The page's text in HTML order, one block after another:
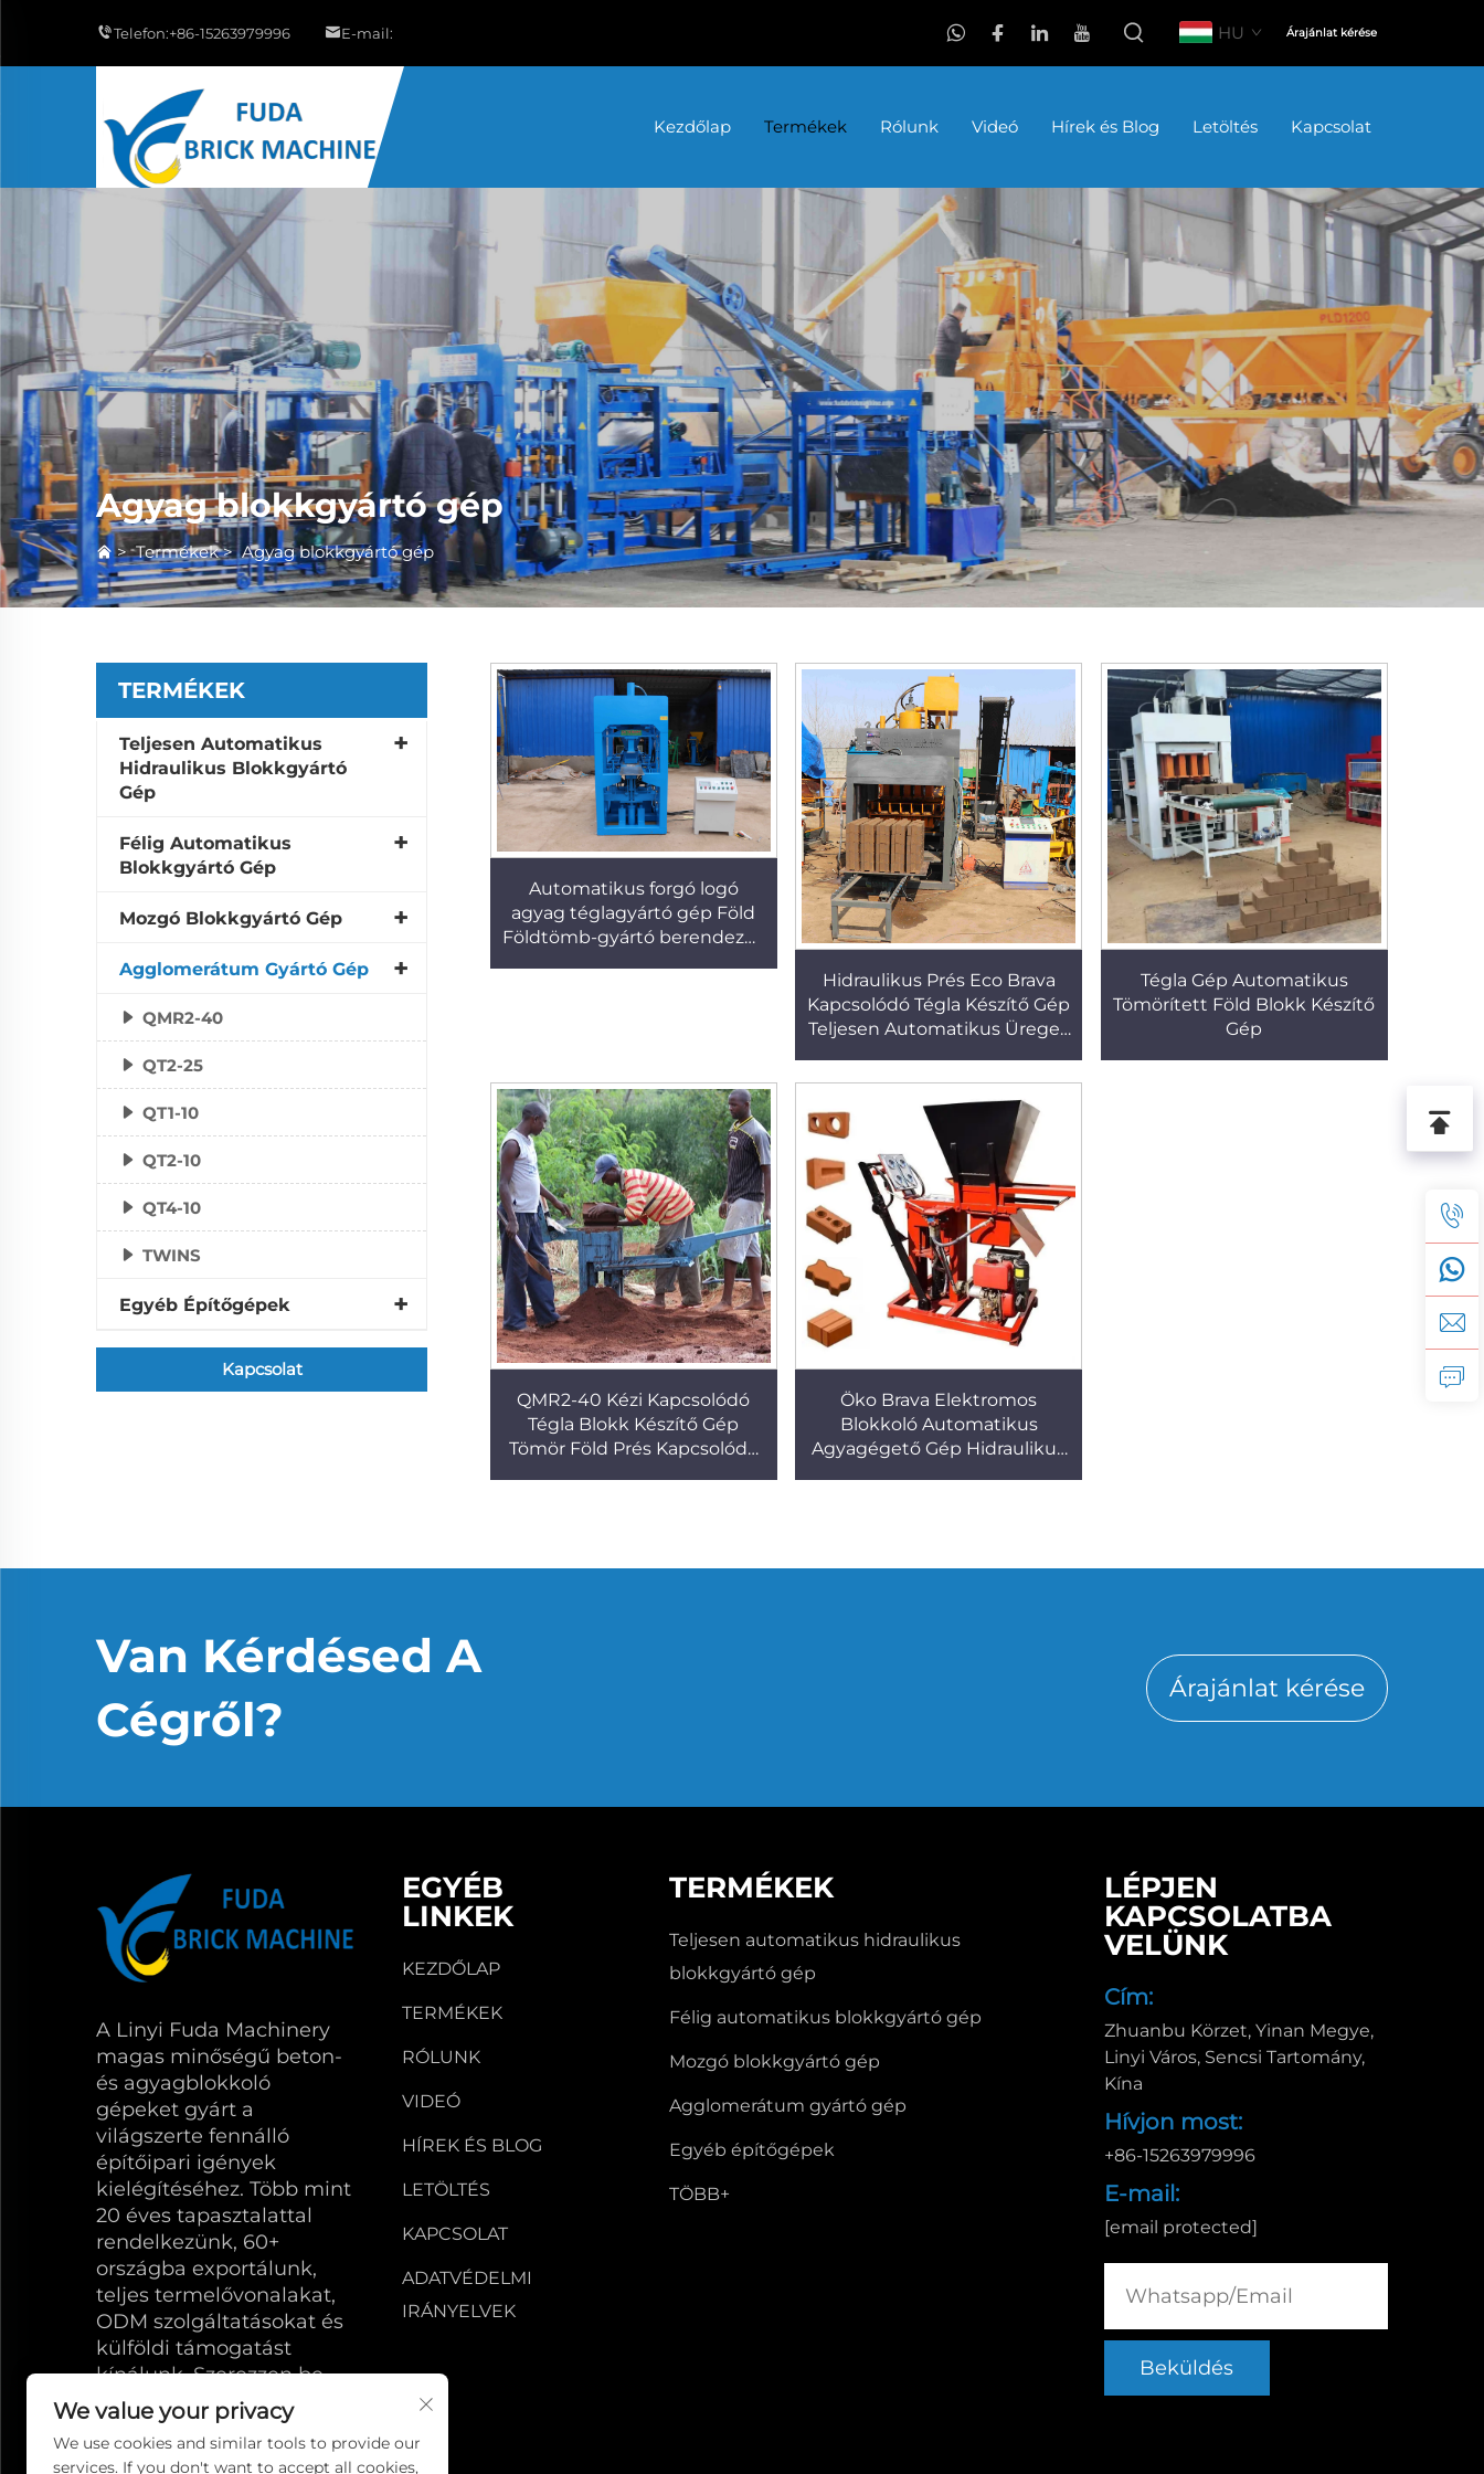
Telefon:+86-15263979996 E-mail: HU Árajánlat kérése
Kezdőlap Termékek Rólunk Videó Hírek és Blog Letöltés Kapcsolat
Agyag blokkgyártó gép
>Termékek>Agyag blokkgyártó gép
TERMÉKEK
Teljesen Automatikus
Hidraulikus Blokkgyártó
Gép
Félig Automatikus
Blokkgyártó Gép
Mozgó Blokkgyártó Gép
Agglomerátum Gyártó Gép
QMR2-40
QT2-25
QT1-10
QT2-10
QT4-10
TWINS
Egyéb Építőgépek
Kapcsolat
Automatikus forgó logó
agyag téglagyártó gép Föld
Földtömb-gyártó berendezés
Hidraulikus Prés Eco Brava
Kapcsolódó Tégla Készítő Gép
Teljesen Automatikus Üreges
Tégla Gép Automatikus
Tömörített Föld Blokk Készítő
Gép
QMR2-40 Kézi Kapcsolódó
Tégla Blokk Készítő Gép
Tömör Föld Prés Kapcsolódó
Öko Brava Elektromos
Blokkoló Automatikus
Agyagégető Gép Hidraulikus
Van Kérdésed A
Cégről?
Árajánlat kérése
A Linyi Fuda Machinery
magas minőségű beton-
és agyagblokkoló
gépeket gyárt a
világszerte fennálló
építőipari igények
kielégítéséhez. Több mint
20 éves tapasztalattal
rendelkezünk, 60+
országba exportálunk,
teljes termelővonalakat,
ODM szolgáltatásokat és
külföldi támogatást
kínálunk. Szerezzen be
megbízható téglagyártó
gépet még ma.
EGYÉB
LINKEK
KEZDŐLAP
TERMÉKEK
RÓLUNK
VIDEÓ
HÍREK ÉS BLOG
LETÖLTÉS
KAPCSOLAT
ADATVÉDELMI
IRÁNYELVEK
TERMÉKEK
Teljesen automatikus hidraulikus
blokkgyártó gép
Félig automatikus blokkgyártó gép
Mozgó blokkgyártó gép
Agglomerátum gyártó gép
Egyéb építőgépek
TÖBB+
LÉPJEN
KAPCSOLATBA
VELÜNK
Cím:
Zhuanbu Körzet, Yinan Megye,
Linyi Város, Sencsi Tartomány,
Kína
Hívjon most:
+86-15263979996
E-mail:
[email protected]
We value your privacy
We use cookies and similar tools to provide our
services. If you don't want to accept all cookies,